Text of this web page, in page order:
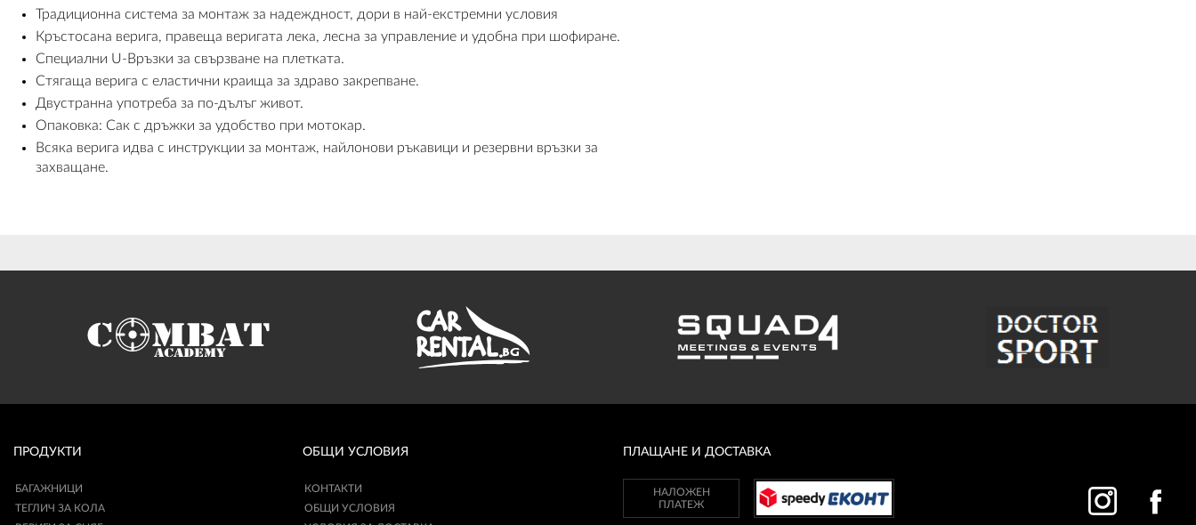
Традиционна система за монтаж за надеждност, дори в най-екстремни условия
Кръстосана верига, правеща веригата лека, лесна за управление и удобна при шофиране.
Специални U-Връзки за свързване на плетката.
Стягаща верига с еластични краища за здраво закрепване.
Двустранна употреба за по-дълъг живот.
Опаковка: Сак с дръжки за удобство при мотокар.
Всяка верига идва с инструкции за монтаж, найлонови ръкавици и резервни връзки за
захващане.
ПРОДУКТИ
БАГАЖНИЦИ
ТЕГЛИЧ ЗА КОЛА
ОБЩИ УСЛОВИЯ
КОНТАКТИ
ОБЩИ УСЛОВИЯ
ПЛАЩАНЕ И ДОСТАВКА
НАЛОЖЕН
ПЛАТЕЖ